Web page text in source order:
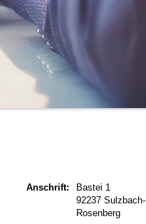
Anschrift:
Bastei 1
92237 Sulzbach-
Rosenberg